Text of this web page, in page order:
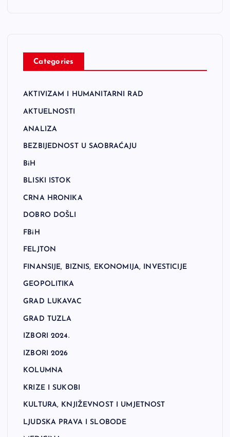
Categories
AKTIVIZAM I HUMANITARNI RAD
AKTUELNOSTI
ANALIZA
BEZBIJEDNOST U SAOBRAĆAJU
BiH
BLISKI ISTOK
CRNA HRONIKA
DOBRO DOŠLI
FBiH
FELJTON
FINANSIJE, BIZNIS, EKONOMIJA, INVESTICIJE
GEOPOLITIKA
GRAD LUKAVAC
GRAD TUZLA
IZBORI 2024.
IZBORI 2026
KOLUMNA
KRIZE I SUKOBI
KULTURA, KNJIŽEVNOST I UMJETNOST
LJUDSKA PRAVA I SLOBODE